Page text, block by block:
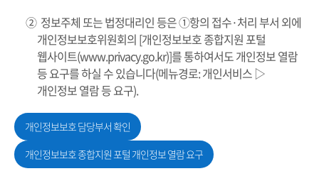
② 정보주체 또는 법정대리인 등은 ①항의 접수·처리 부서 외에
개인정보보호위원회의 [개인정보보호 종합지원 포털
웹사이트(www.privacy.go.kr)]를 통하여서도 개인정보 열람
등 요구를 하실 수 있습니다(메뉴경로: 개인서비스 ▷
개인정보 열람 등 요구).
개인정보보호 담당부서 확인
개인정보보호 종합지원 포털 개인정보 열람 요구